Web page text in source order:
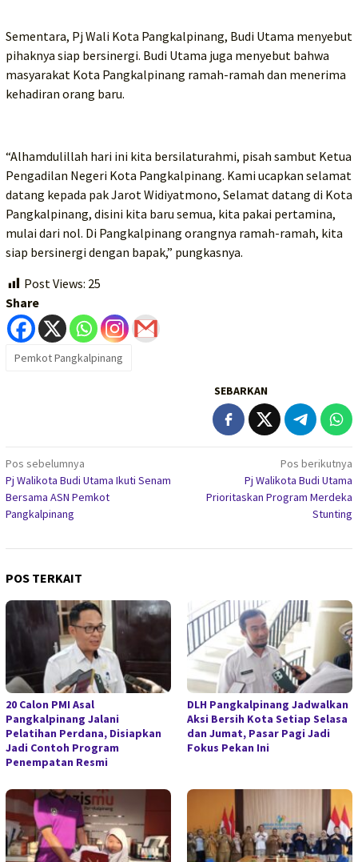
Sementara, Pj Wali Kota Pangkalpinang, Budi Utama menyebut
pihaknya siap bersinergi. Budi Utama juga menyebut bahwa
masyarakat Kota Pangkalpinang ramah-ramah dan menerima
kehadiran orang baru.
“Alhamdulillah hari ini kita bersilaturahmi, pisah sambut Ketua
Pengadilan Negeri Kota Pangkalpinang. Kami ucapkan selamat
datang kepada pak Jarot Widiyatmono, Selamat datang di Kota
Pangkalpinang, disini kita baru semua, kita pakai pertamina,
mulai dari nol. Di Pangkalpinang orangnya ramah-ramah, kita
siap bersinergi dengan bapak,” pungkasnya.
Post Views: 25
Share
Pemkot Pangkalpinang
SEBARKAN
Navigasi
pos
Pos sebelumnya
Pj Walikota Budi Utama Ikuti Senam
Bersama ASN Pemkot
Pangkalpinang
Pos berikutnya
Pj Walikota Budi Utama
Prioritaskan Program Merdeka
Stunting
POS TERKAIT
20 Calon PMI Asal
Pangkalpinang Jalani
Pelatihan Perdana, Disiapkan
Jadi Contoh Program
Penempatan Resmi
DLH Pangkalpinang Jadwalkan
Aksi Bersih Kota Setiap Selasa
dan Jumat, Pasar Pagi Jadi
Fokus Pekan Ini